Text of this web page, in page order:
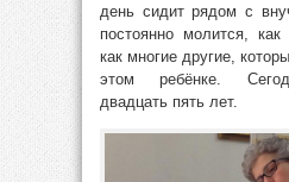
день сидит рядом с
постоянно молится,
как многие другие,
этом ребёнке.
двадцать пять лет.